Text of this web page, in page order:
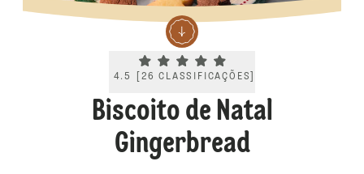
Current rating 4.5. Click to rate.
4.5 26 CLASSIFICAÇÕES
Biscoito de Natal
Gingerbread